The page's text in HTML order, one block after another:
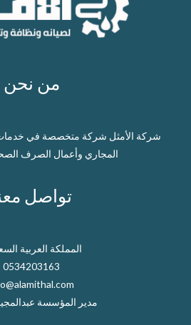
من نحن
شركة الأمثل شركة متخصصة في
المجاري وأعمال الصرف
تواصل
المملكة العربية
0534203163
مدير المؤسسة